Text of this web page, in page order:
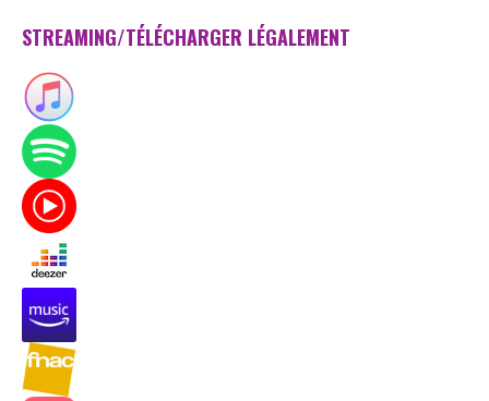
STREAMING/TÉLÉCHARGER LÉGALEMENT